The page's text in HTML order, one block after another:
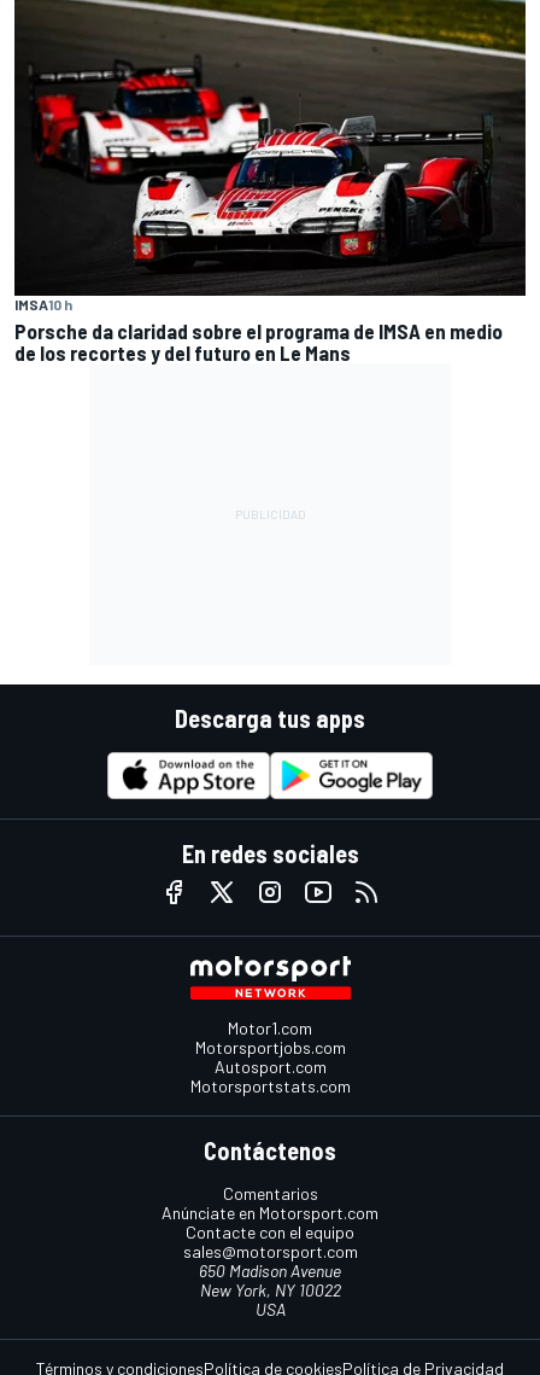
IMSA10 h
Porsche da claridad sobre el programa de IMSA en medio
de los recortes y del futuro en Le Mans
Descarga tus apps
En redes sociales
Motor1.com
Motorsportjobs.com
Autosport.com
Motorsportstats.com
Contáctenos
Comentarios
Anúnciate en Motorsport.com
Contacte con el equipo
sales@motorsport.com
650 Madison Avenue
New York, NY 10022
USA
Términos y condicionesPolítica de cookiesPolítica de Privacidad